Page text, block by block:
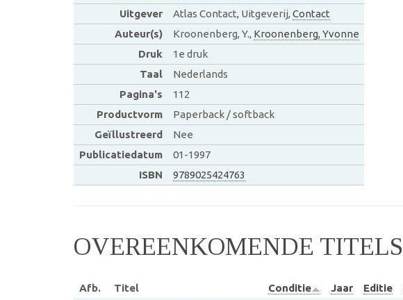
Uitgever
Atlas Contact, Uitgeverij, Contact
Auteur(s)
Kroonenberg, Y., Kroonenberg, Yvonne
Druk
1e druk
Taal
Nederlands
Pagina's
112
Productvorm
Paperback / softback
Geïllustreerd
Nee
Publicatiedatum
01-1997
ISBN
9789025424763
OVEREENKOMENDE TITELS
Afb. Titel Conditie Jaar Editie